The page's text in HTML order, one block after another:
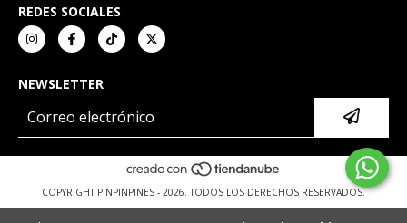
REDES SOCIALES
NEWSLETTER
COPYRIGHT PINPINPINES - 2026. TODOS LOS DERECHOS RESERVADOS.